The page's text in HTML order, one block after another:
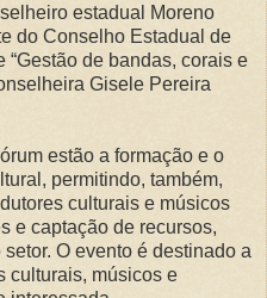
estadual Moreno
do Conselho Estadual de
“Gestão de bandas, corais e
Gisele Pereira
estão a formação e o
permitindo, também,
culturais e músicos
e captação de recursos,
O evento é destinado a
culturais, músicos e